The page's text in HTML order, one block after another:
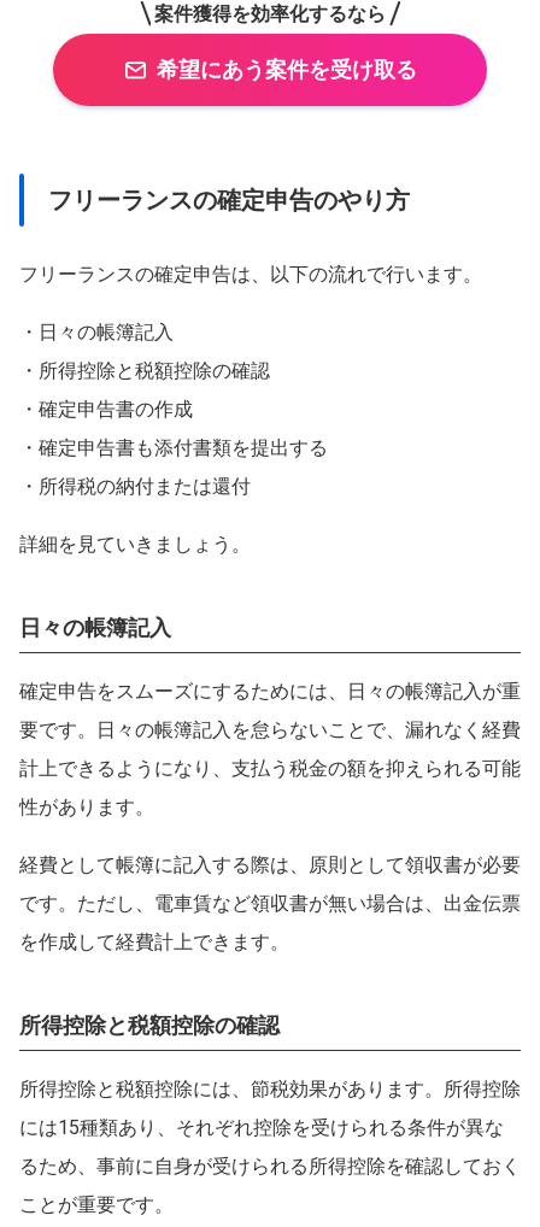
案件獲得を効率化するなら
希望にあう案件を受け取る
フリーランスの確定申告のやり方
フリーランスの確定申告は、以下の流れで行います。
・日々の帳簿記入
・所得控除と税額控除の確認
・確定申告書の作成
・確定申告書も添付書類を提出する
・所得税の納付または還付
詳細を見ていきましょう。
日々の帳簿記入
確定申告をスムーズにするためには、日々の帳簿記入が重
要です。日々の帳簿記入を怠らないことで、漏れなく経費
計上できるようになり、支払う税金の額を抑えられる可能
性があります。
経費として帳簿に記入する際は、原則として領収書が必要
です。ただし、電車賃など領収書が無い場合は、出金伝票
を作成して経費計上できます。
所得控除と税額控除の確認
所得控除と税額控除には、節税効果があります。所得控除
には15種類あり、それぞれ控除を受けられる条件が異な
るため、事前に自身が受けられる所得控除を確認しておく
ことが重要です。